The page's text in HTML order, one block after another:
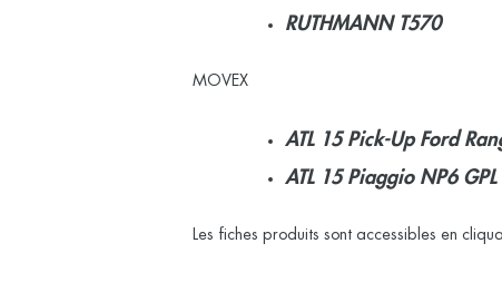
RUTHMANN T570
MOVEX
ATL 15 Pick-Up Ford
ATL 15 Piaggio NP6 GPL
Les fiches produits sont accessibles en